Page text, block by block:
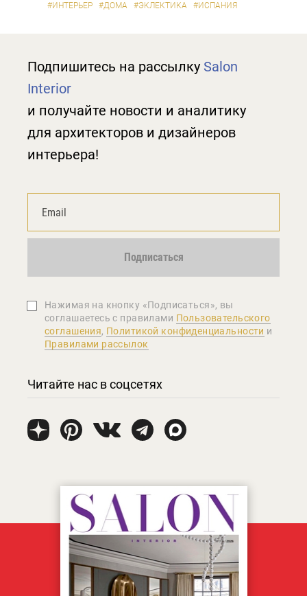
#ИНТЕРЬЕР #ДОМА #ЭКЛЕКТИКА #ИСПАНИЯ
Подпишитесь на рассылку Salon
Interior
и получайте новости и аналитику
для архитекторов и дизайнеров
интерьера!
Подписаться
Нажимая на кнопку «Подписаться», вы
соглашаетеcь с правилами Пользовательского
соглашения, Политикой конфиденциальности и
Правилами рассылок
Читайте нас в соцсетях